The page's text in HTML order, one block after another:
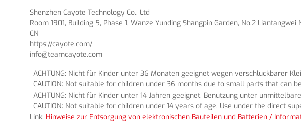
Shenzhen Cayote Technology Co., Ltd
Room 1901, Building 5, Phase 1, Wanze Yunding Shangpin Garden, No.2
CN
https://cayote.com/
info@teamcayote.com
ACHTUNG: Nicht für Kinder unter 36 Monaten geeignet wegen verschluckbarer
CAUTION: Not suitable for children under 36 months due to small parts that can
ACHTUNG: Nicht für Kinder unter 14 Jahren geeignet. Benutzung unter
CAUTION: Not suitable for children under 14 years of age. Use under the direct
Link: Hinweise zur Entsorgung von elektronischen Bauteilen und Batterien /